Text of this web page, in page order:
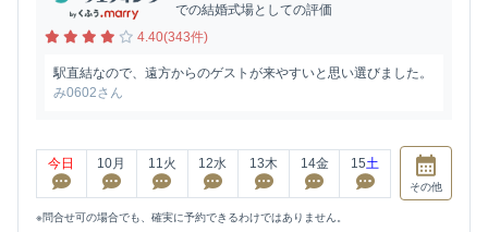
での結婚式場としての評価
4.40(343件)
駅直結なので、遠方からのゲストが来やすいと思い選びました。
み0602さん
今日 10月 11 火 12水 13木 14金 15土
その他
※問合せ可の場合でも、確実に予約できるわけではありません。